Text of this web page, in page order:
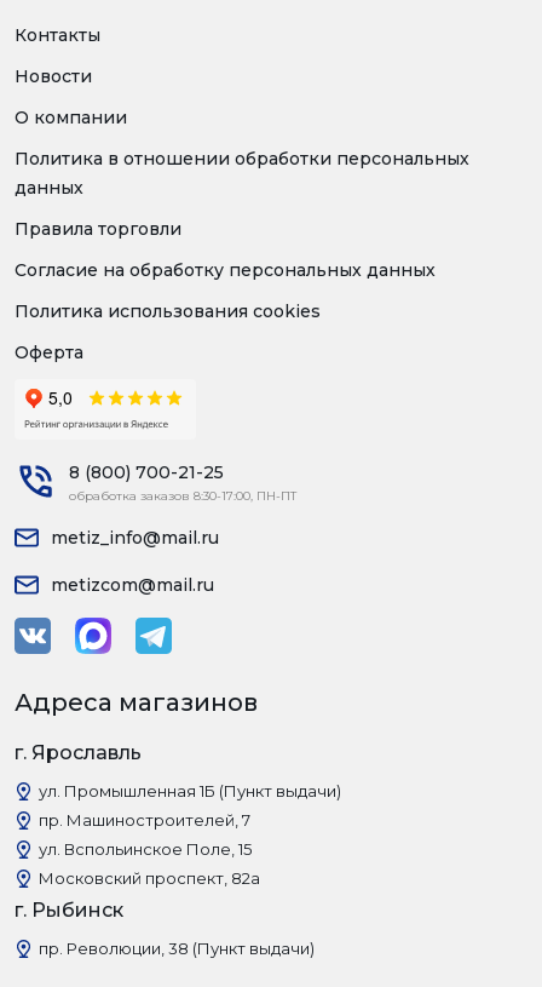
Контакты
Новости
О компании
Политика в отношении обработки персональных
данных
Правила торговли
Согласие на обработку персональных данных
Политика использования cookies
Оферта
8 (800) 700-21-25
обработка заказов 8:30-17:00, ПН-ПТ
metiz_info@mail.ru
metizcom@mail.ru
Адреса магазинов
г. Ярославль
ул. Промышленная 1Б (Пункт выдачи)
пр. Машиностроителей, 7
ул. Вспольинское Поле, 15
Московский проспект, 82а
г. Рыбинск
пр. Революции, 38 (Пункт выдачи)